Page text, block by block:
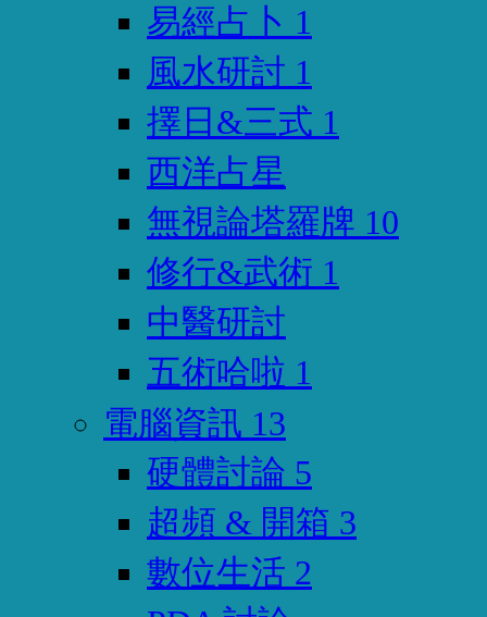
易經占卜 1
風水研討 1
擇日&三式 1
西洋占星
無視論塔羅牌 10
修行&武術 1
中醫研討
五術哈啦 1
電腦資訊 13
硬體討論 5
超頻 & 開箱 3
數位生活 2